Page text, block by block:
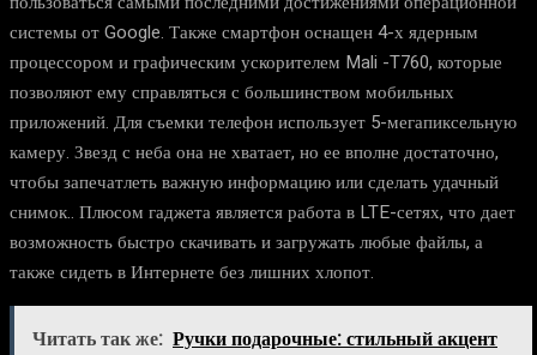
системы от Google. Также смартфон оснащен 4-х ядерным
процессором и графическим ускорителем Mali -T760, которые
позволяют ему справляться с большинством мобильных
приложений. Для съемки телефон использует 5-мегапиксельную
камеру. Звезд с неба она не хватает, но ее вполне достаточно,
чтобы запечатлеть важную информацию или сделать удачный
снимок.. Плюсом гаджета является работа в LTE-сетях, что дает
возможность быстро скачивать и загружать любые файлы, а
также сидеть в Интернете без лишних хлопот.
Читать так же: Ручки подарочные: стильный акцент